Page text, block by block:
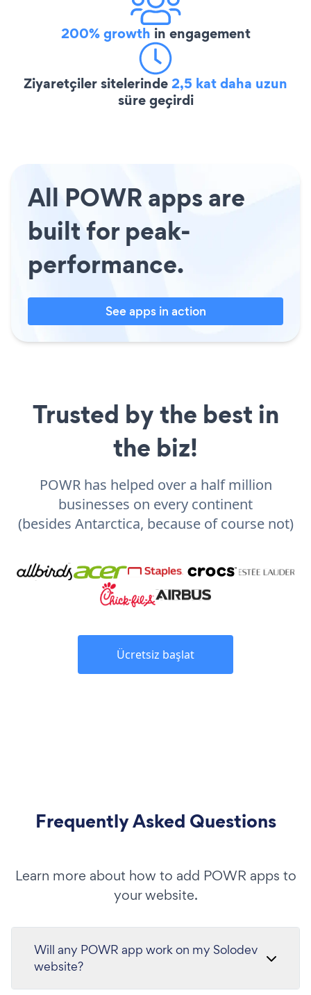
200% growth in engagement
Ziyaretçiler sitelerinde2,5 kat daha uzun
süre geçirdi
All POWR apps are
built for peak-
performance.
See apps in action
Trusted by the best in
the biz!
POWR has helped over a half million
businesses on every continent
(besides Antarctica, because of course not)
Ücretsiz başlat
Frequently Asked Questions
Learn more about how to add POWR apps to
your website.
Will any POWR app work on my Solodev
website?